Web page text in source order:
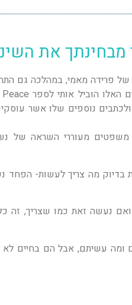
את
פרידה מאמי, במהלכה גם
נוספים שלו אשר
משפטים מעוררי השראה של
מה צריך לעשות- הפחד
נעשה זאת כמו שצריך, זה
עשיתם, אבל הם בחיים לא